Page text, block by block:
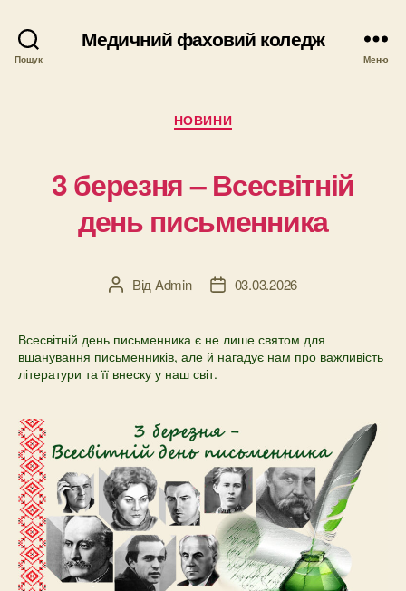
Пошук
Медичний фаховий коледж
Меню
Категорії
НОВИНИ
3 березня – Всесвітній
день письменника
Автор
Від Admin
Дата03.03.2026
Всесвітній день письменника є не лише святом для
вшанування письменників, але й нагадує нам про важливість
літератури та її внеску у наш світ.